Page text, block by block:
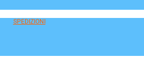
SPEDIZIONI